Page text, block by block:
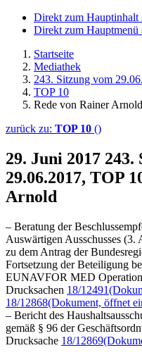
Direkt zum Hauptinhalt
Direkt zum Hauptmenü
Startseite
Mediathek
243. Sitzung vom
TOP 10
Rede von Rainer Arnold
zurück zu: TOP 10 ()
29. Juni 2017 243.
29.06.2017, TOP
Arnold
– Beratung der
Auswärtigen Ausschusses (3.
zu dem Antrag der
Fortsetzung der Beteiligung
EUNAVFOR MED
Drucksachen 18/12491
18/12868(Dokument, öffnet
– Bericht des
gemäß § 96 der
Drucksache 18/12869